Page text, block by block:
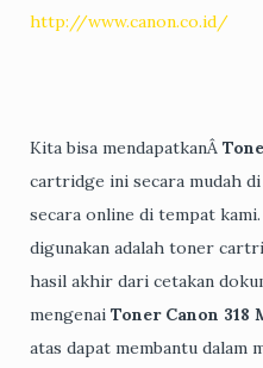
http://www.canon.co.id/
Kita bisa mendapatkanÂ
cartridge ini secara mudah
secara online di tempat
digunakan adalah toner
hasil akhir dari cetakan
mengenai Toner Canon 318
atas dapat membantu dalam